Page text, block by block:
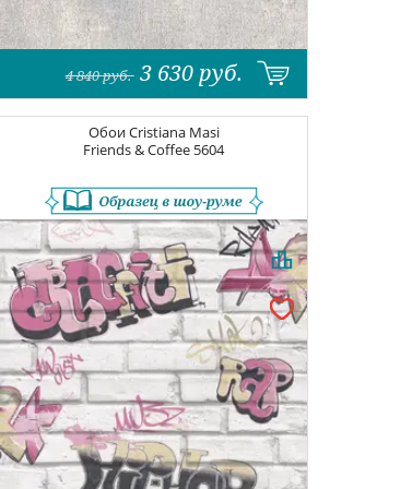
4 840руб. 3 630 руб.
ОбоиCristiana Masi
Friends & Coffee 5604